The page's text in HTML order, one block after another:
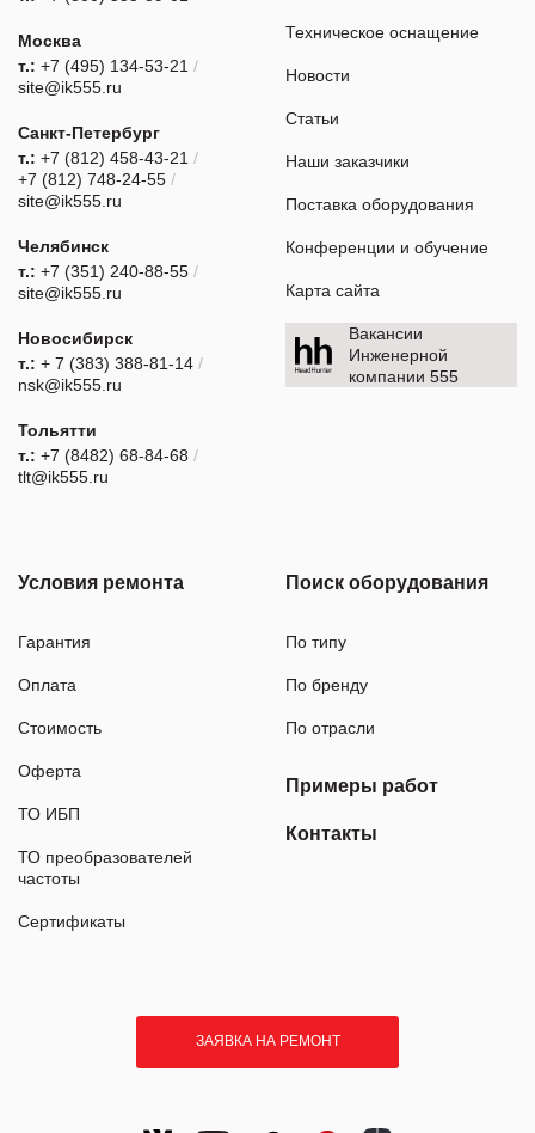
Москва
т.: +7 (495) 134-53-21 /
site@ik555.ru
Санкт-Петербург
т.: +7 (812) 458-43-21 /
+7 (812) 748-24-55 /
site@ik555.ru
Челябинск
т.: +7 (351) 240-88-55 /
site@ik555.ru
Новосибирск
т.: + 7 (383) 388-81-14 /
nsk@ik555.ru
Тольятти
т.: +7 (8482) 68-84-68 /
tlt@ik555.ru
Техническое оснащение
Новости
Статьи
Наши заказчики
Поставка оборудования
Конференции и обучение
Карта сайта
Вакансии
Инженерной
компании 555
Условия ремонта
Гарантия
Оплата
Стоимость
Оферта
ТО ИБП
ТО преобразователей
частоты
Сертификаты
Поиск оборудования
По типу
По бренду
По отрасли
Примеры работ
Контакты
ЗАЯВКА НА РЕМОНТ